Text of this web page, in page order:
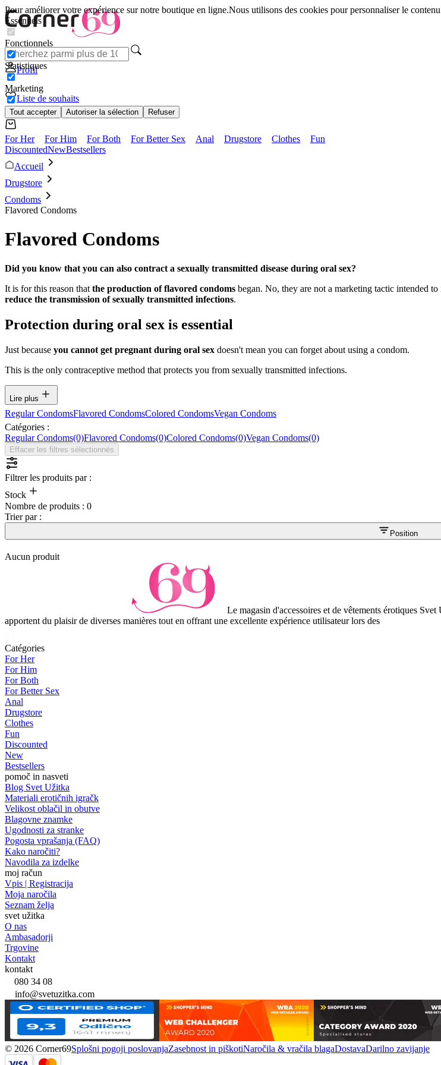
Pour améliorer votre expérience sur notre boutique en ligne.Nous utilisons des cookies pour personnaliser le
Essentiels
Fonctionnels
Statistiques
Marketing
Tout accepter Autoriser la sélection Refuser
Profil
Liste de souhaits
For Her For Him For Both For Better Sex Anal Drugstore Clothes
Fun
DiscountedNewBestsellers
Accueil
Drugstore
Condoms
Flavored Condoms
Flavored Condoms
Did you know that you can also contract a sexually transmitted disease during oral sex?
It is for this reason that the production of flavored condoms began. No, they are not a marketing tactic intended
reduce the transmission of sexually transmitted infections.
Protection during oral sex is essential
Just because you cannot get pregnant during oral sex doesn't mean you can forget about using a condom.
This is the only contraceptive method that protects you from sexually transmitted infections.
Lire plus
Regular CondomsFlavored CondomsColored CondomsVegan Condoms
Catégories :
Regular Condoms(0)Flavored Condoms(0)Colored Condoms(0)Vegan Condoms(0)
Effacer les filtres sélectionnés
Filtrer les produits par :
Stock
Nombre de produits : 0
Trier par :
Position
Aucun produit
Le magasin d'accessoires et de vêtements érotiques
apportent du plaisir de diverses manières tout en offrant une excellente expérience utilisateur lors des
Catégories
For Her
For Him
For Both
For Better Sex
Anal
Drugstore
Clothes
Fun
Discounted
New
Bestsellers
pomoč in nasveti
Blog Svet Užitka
Materiali erotičnih igračk
Velikost oblačil in obutve
Blagovne znamke
Ugodnosti za stranke
Pogosta vprašanja (FAQ)
Kako naročiti?
Navodila za izdelke
moj račun
Vpis | Registracija
Moja naročila
Seznam želja
svet užitka
O nas
Ambasadorji
Trgovine
Kontakt
kontakt
080 34 08
info@svetuzitka.com
© 2026 Corner69Splošni pogoji poslovanjaZasebnost in piškotiNaročila & vračila blagaDostavaDarilno zavijanje